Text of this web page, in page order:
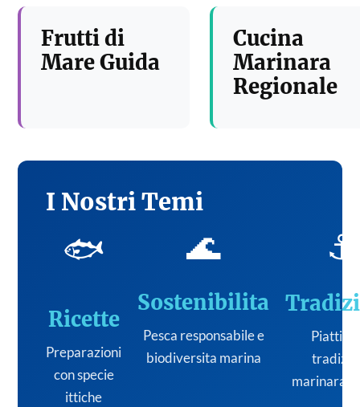
Frutti di
Mare Guida
Cucina
Marinara
Regionale
I Nostri Temi
🐟
Ricette
Preparazioni
con specie
ittiche
🌊
Sostenibilita
Pesca responsabile e
biodiversita marina
⚓
Piatti
marinara